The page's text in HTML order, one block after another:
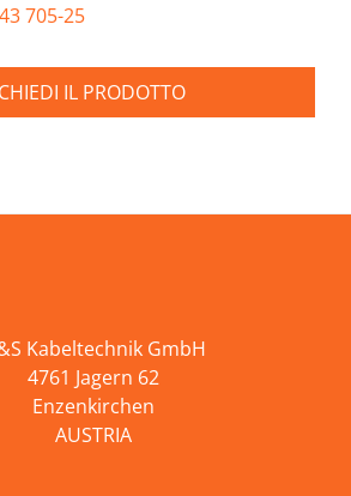
705-25
IL PRODOTTO
Kabeltechnik GmbH
4761 Jagern 62
Enzenkirchen
AUSTRIA